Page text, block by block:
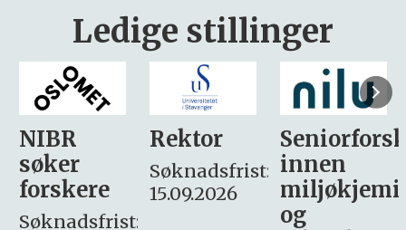
Ledige stillinger
Rektor
Søknadsfrist:
15.09.2026
Seniorforsker
innen
miljøkjemi
søker
– fast